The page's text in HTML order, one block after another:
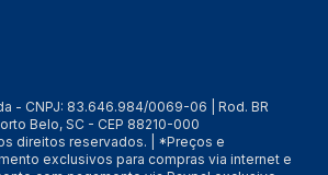
- CNPJ: 83.646.984/0069-06 | Rod. BR
Belo, SC - CEP 88210-000
direitos reservados. | *Preços e
exclusivos para compras via internet e